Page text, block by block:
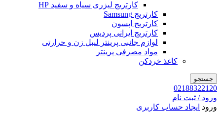
کارتریج لیزری سیاه و سفید HP
کارتریج Samsung
کارتریج اپسون
کارتریج ایرانی پردیس
لوازم جانبی پرینتر لیبل زن و حرارتی
مواد مصرفی پرینتر
کاغذ خردکن
جستجو
02188322120
ورود / ثبت نام
ورود ایجاد حساب کاربری